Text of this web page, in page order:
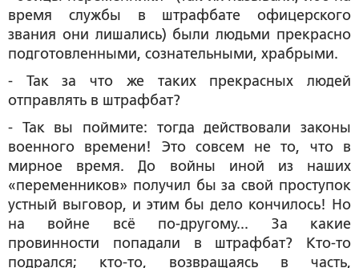
время службы в штрафбате офицерского
звания они лишались) были людьми прекрасно
подготовленными, сознательными, храбрыми.
- Так за что же таких прекрасных людей
отправлять в штрафбат?
- Так вы поймите: тогда действовали законы
военного времени! Это совсем не то, что в
мирное время. До войны иной из наших
«переменников» получил бы за свой проступок
устный выговор, и этим бы дело кончилось! Но
на войне всё по-другому... За какие
провинности попадали в штрафбат? Кто-то
подрался; кто-то, возвращаясь в часть,